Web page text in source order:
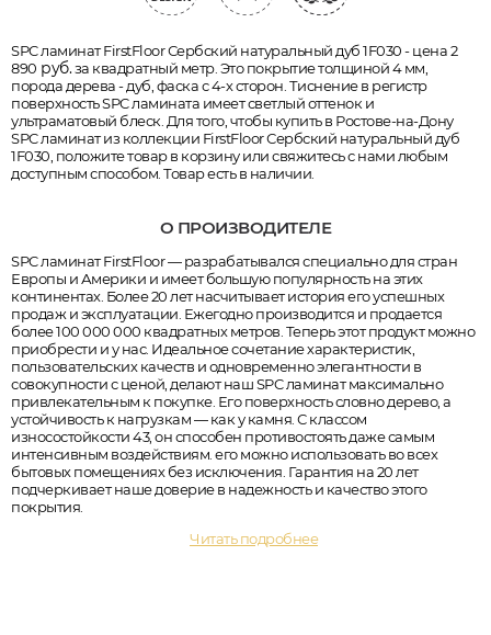
SPC ламинат FirstFloor Сербский натуральный дуб 1F030 - цена 2
890 руб.за квадратный метр. Это покрытие толщиной 4 мм,
порода дерева - дуб, фаска с 4-х сторон. Тиснение в регистр
поверхность SPC ламината имеет светлый оттенок и
ультраматовый блеск. Для того, чтобы купить в Ростове-на-Дону
SPC ламинат из коллекции FirstFloor Сербский натуральный дуб
1F030, положите товар в корзину или свяжитесь с нами любым
доступным способом. Товар есть в наличии.
О ПРОИЗВОДИТЕЛЕ
SPC ламинат FirstFloor — разрабатывался специально для стран
Европы и Америки и имеет большую популярность на этих
континентах. Более 20 лет насчитывает история его успешных
продаж и эксплуатации. Ежегодно производится и продается
более 100 000 000 квадратных метров. Теперь этот продукт можно
приобрести и у нас. Идеальное сочетание характеристик,
пользовательских качеств и одновременно элегантности в
совокупности с ценой, делают наш SPC ламинат максимально
привлекательным к покупке. Его поверхность словно дерево, а
устойчивость к нагрузкам — как у камня. С классом
износостойкости 43, он способен противостоять даже самым
интенсивным воздействиям. его можно использовать во всех
бытовых помещениях без исключения. Гарантия на 20 лет
подчеркивает наше доверие в надежность и качество этого
покрытия.
Читать подробнее